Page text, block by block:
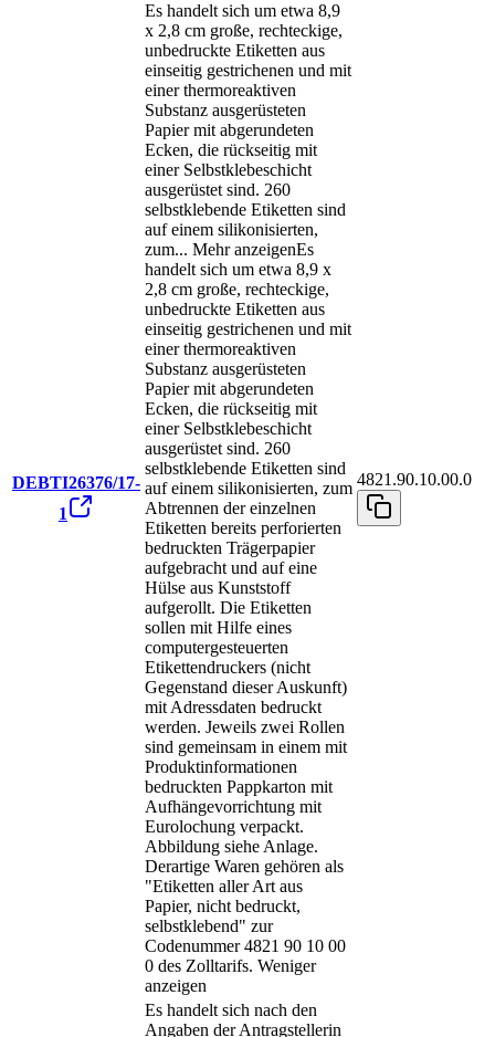
DEBTI26376/17-
1
Es handelt sich um etwa 8,9
x 2,8 cm große, rechteckige,
unbedruckte Etiketten aus
einseitig gestrichenen und mit
einer thermoreaktiven
Substanz ausgerüsteten
Papier mit abgerundeten
Ecken, die rückseitig mit
einer Selbstklebeschicht
ausgerüstet sind. 260
selbstklebende Etiketten sind
auf einem silikonisierten,
zum... Mehr anzeigenEs
handelt sich um etwa 8,9 x
2,8 cm große, rechteckige,
unbedruckte Etiketten aus
einseitig gestrichenen und mit
einer thermoreaktiven
Substanz ausgerüsteten
Papier mit abgerundeten
Ecken, die rückseitig mit
einer Selbstklebeschicht
ausgerüstet sind. 260
selbstklebende Etiketten sind
auf einem silikonisierten, zum
Abtrennen der einzelnen
Etiketten bereits perforierten
bedruckten Trägerpapier
aufgebracht und auf eine
Hülse aus Kunststoff
aufgerollt. Die Etiketten
sollen mit Hilfe eines
computergesteuerten
Etikettendruckers (nicht
Gegenstand dieser Auskunft)
mit Adressdaten bedruckt
werden. Jeweils zwei Rollen
sind gemeinsam in einem mit
Produktinformationen
bedruckten Pappkarton mit
Aufhängevorrichtung mit
Eurolochung verpackt.
Abbildung siehe Anlage.
Derartige Waren gehören als
"Etiketten aller Art aus
Papier, nicht bedruckt,
selbstklebend" zur
Codenummer 4821 90 10 00
0 des Zolltarifs. Weniger
anzeigen
4821.90.10.00.0
Es handelt sich nach den
Angaben der Antragstellerin